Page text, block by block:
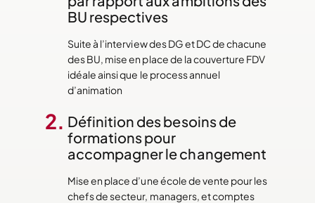
BU respectives
Suite à l’interview des DG et DC de chacune
des BU, mise en place de la couverture FDV
idéale ainsi que le process annuel
d’animation
Définition des besoins de
formations pour
accompagner le changement
Mise en place d’une école de vente pour les
chefs de secteur, managers, et comptes